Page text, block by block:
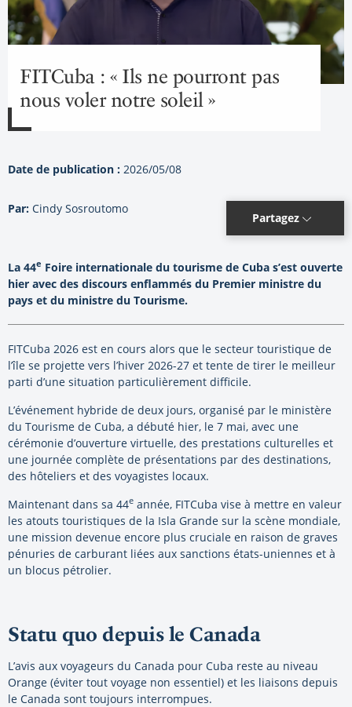
FITCuba : « Ils ne pourront pas
nous voler notre soleil »
Date de publication : 2026/05/08
Par: Cindy Sosroutomo
Partagez
La 44e Foire internationale du tourisme de Cuba s’est ouverte
hier avec des discours enflammés du Premier ministre du
pays et du ministre du Tourisme.
FITCuba 2026 est en cours alors que le secteur touristique de
l’île se projette vers l’hiver 2026-27 et tente de tirer le meilleur
parti d’une situation particulièrement difficile.
L’événement hybride de deux jours, organisé par le ministère
du Tourisme de Cuba, a débuté hier, le 7 mai, avec une
cérémonie d’ouverture virtuelle, des prestations culturelles et
une journée complète de présentations par des destinations,
des hôteliers et des voyagistes locaux.
Maintenant dans sa 44e année, FITCuba vise à mettre en valeur
les atouts touristiques de la Isla Grande sur la scène mondiale,
une mission devenue encore plus cruciale en raison de graves
pénuries de carburant liées aux sanctions états-uniennes et à
un blocus pétrolier.
Statu quo depuis le Canada
L’avis aux voyageurs du Canada pour Cuba reste au niveau
Orange (éviter tout voyage non essentiel) et les liaisons depuis
le Canada sont toujours interrompues.